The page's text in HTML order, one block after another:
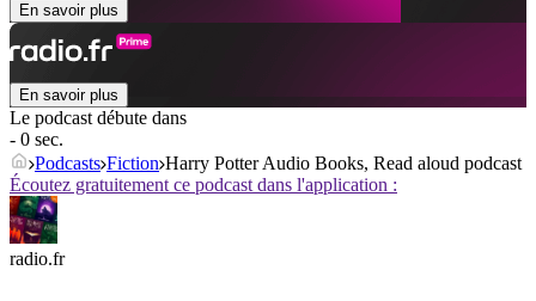
En savoir plus
En savoir plus
Le podcast débute dans
- 0 sec.
Podcasts Fiction Harry Potter Audio Books, Read aloud podcast
Écoutez gratuitement ce podcast dans l'application :
radio.fr